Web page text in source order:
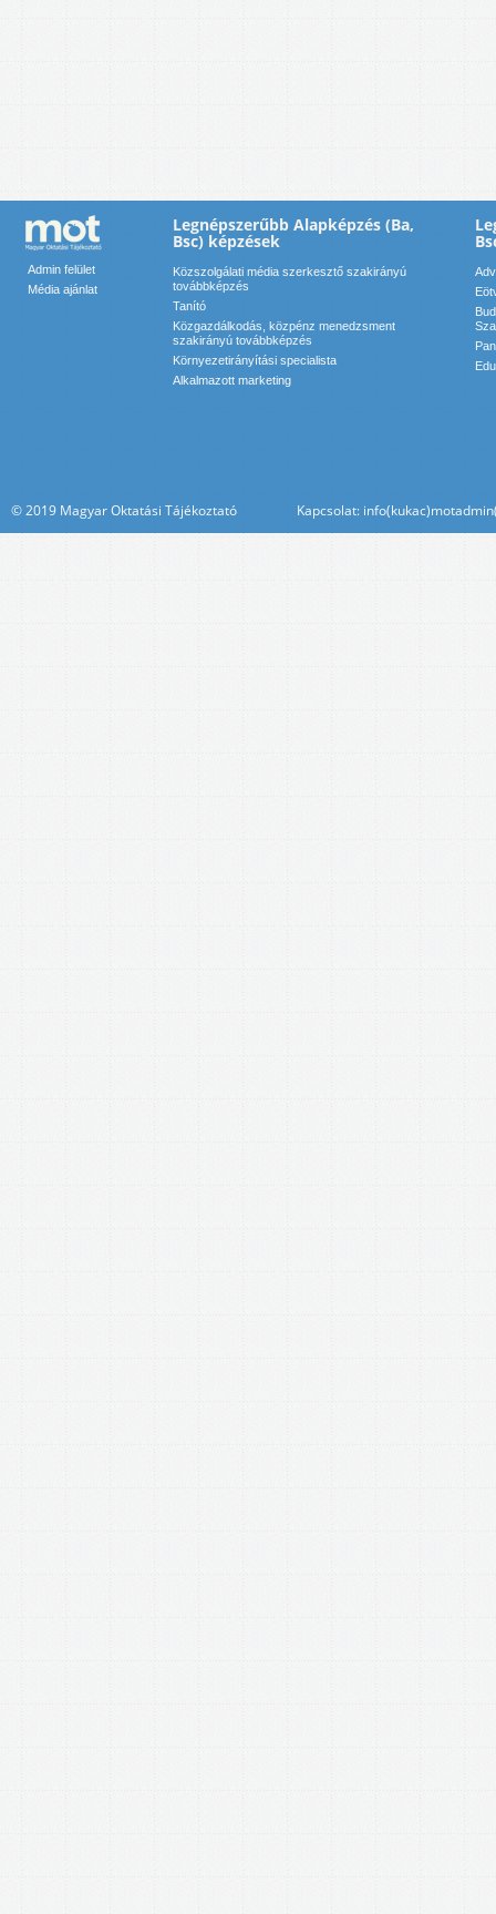
Admin felület
Média ajánlat
Legnépszerűbb Alapképzés (Ba,
Bsc) képzések
Közszolgálati média szerkesztő szakirányú
továbbképzés
Tanító
Közgazdálkodás, közpénz menedzsment
szakirányú továbbképzés
Környezetirányítási specialista
Alkalmazott marketing
© 2019 Magyar Oktatási Tájékoztató Kapcsolat: